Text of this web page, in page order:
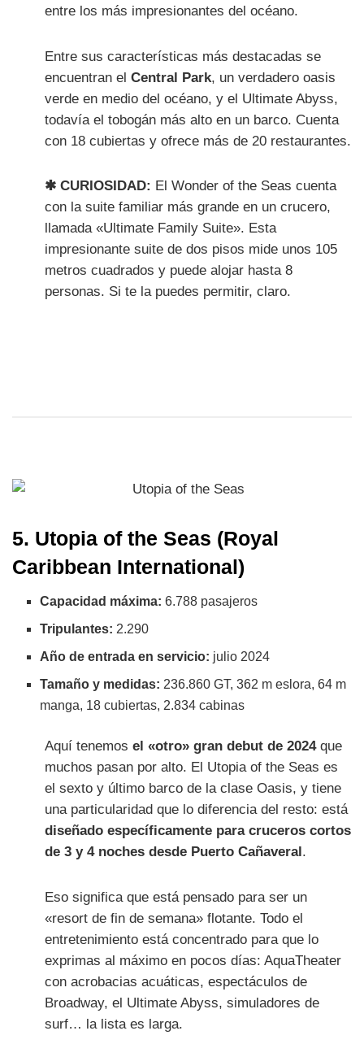
entre los más impresionantes del océano.
Entre sus características más destacadas se
encuentran el Central Park, un verdadero oasis
verde en medio del océano, y el Ultimate Abyss,
todavía el tobogán más alto en un barco. Cuenta
con 18 cubiertas y ofrece más de 20 restaurantes.
✱ CURIOSIDAD: El Wonder of the Seas cuenta
con la suite familiar más grande en un crucero,
llamada «Ultimate Family Suite». Esta
impresionante suite de dos pisos mide unos 105
metros cuadrados y puede alojar hasta 8
personas. Si te la puedes permitir, claro.
5. Utopia of the Seas (Royal
Caribbean International)
Capacidad máxima: 6.788 pasajeros
Tripulantes: 2.290
Año de entrada en servicio: julio 2024
Tamaño y medidas: 236.860 GT, 362 m eslora, 64 m
manga, 18 cubiertas, 2.834 cabinas
Aquí tenemos el «otro» gran debut de 2024que
muchos pasan por alto. El Utopia of the Seas es
el sexto y último barco de la clase Oasis, y tiene
una particularidad que lo diferencia del resto: está
diseñado específicamente para cruceros cortos
de 3 y 4 noches desde Puerto Cañaveral .
Eso significa que está pensado para ser un
«resort de fin de semana» flotante. Todo el
entretenimiento está concentrado para que lo
exprimas al máximo en pocos días: AquaTheater
con acrobacias acuáticas, espectáculos de
Broadway, el Ultimate Abyss, simuladores de
surf… la lista es larga.